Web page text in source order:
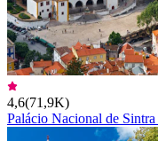
4,6(71,9K)
Palácio Nacional de Sintra